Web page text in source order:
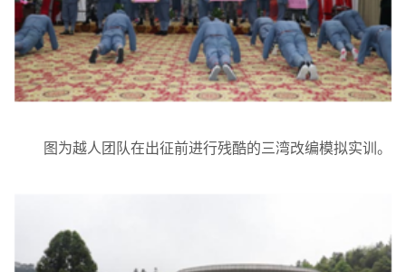
图为越人团队在出征前进行残酷的三湾改编模拟实训。